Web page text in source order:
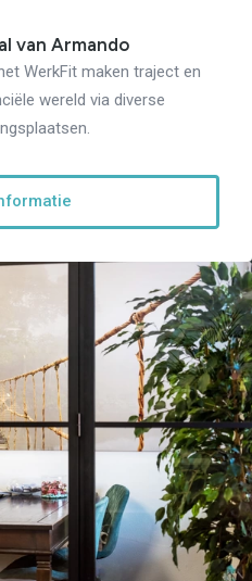
van Armando
WerkFit maken traject en
wereld via diverse